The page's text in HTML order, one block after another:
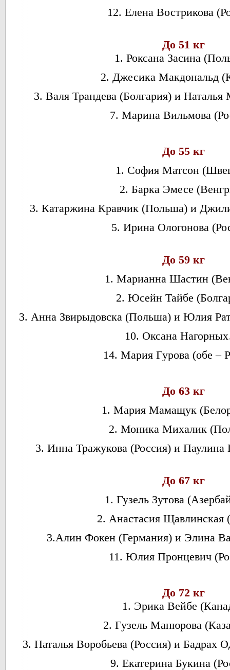
12. Елена Вострикова
До 51 кг
1. Роксана Засина
2. Джесика Макдональд
3. Валя Трандева (Болгария) и
7. Марина Вильмова
До 55 кг
1. София Матсон
2. Барка Эмесе
3. Катаржина Кравчик (Польша) и
5. Ирина Ологонова
До 59 кг
1. Марианна Шастин
2. Юсейн Тайбе
3. Анна Звирыдовска (Польша) и Юлия
10. Оксана
14. Мария Гурова (обе –
До 63 кг
1. Мария Мамащук
2. Моника Михалик
3. Инна Тражукова (Россия) и
До 67 кг
1. Гузель Зутова
2. Анастасия Щавлинская
3.Алин Фокен (Германия) и Элина
11. Юлия Пронцевич
До 72 кг
1. Эрика Вейбе
2. Гузель Манюрова
3. Наталья Воробьева (Россия) и
9. Екатерина Букина